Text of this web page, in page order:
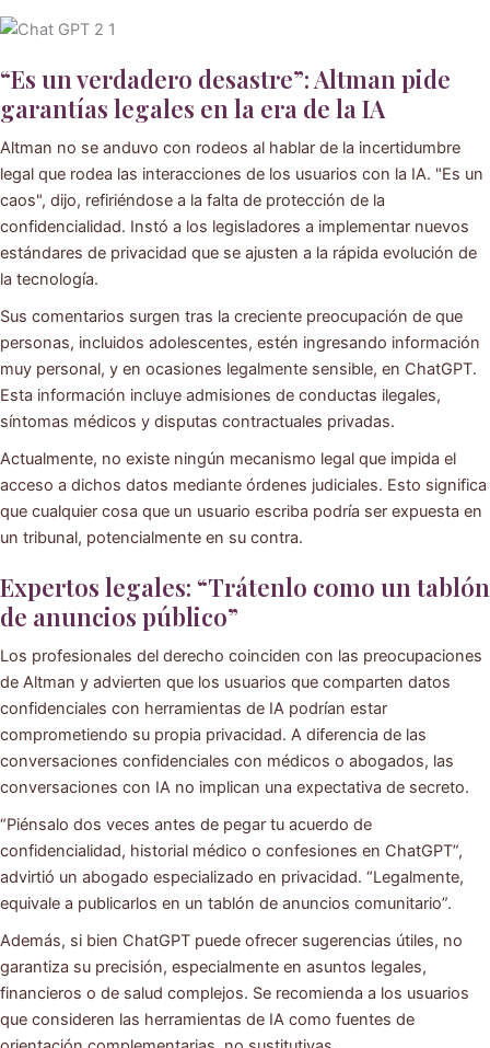
“Es un verdadero desastre”: Altman pide
garantías legales en la era de la IA
Altman no se anduvo con rodeos al hablar de la incertidumbre
legal que rodea las interacciones de los usuarios con la IA. "Es un
caos", dijo, refiriéndose a la falta de protección de la
confidencialidad. Instó a los legisladores a implementar nuevos
estándares de privacidad que se ajusten a la rápida evolución de
la tecnología.
Sus comentarios surgen tras la creciente preocupación de que
personas, incluidos adolescentes, estén ingresando información
muy personal, y en ocasiones legalmente sensible, en ChatGPT.
Esta información incluye admisiones de conductas ilegales,
síntomas médicos y disputas contractuales privadas.
Actualmente, no existe ningún mecanismo legal que impida el
acceso a dichos datos mediante órdenes judiciales. Esto significa
que cualquier cosa que un usuario escriba podría ser expuesta en
un tribunal, potencialmente en su contra.
Expertos legales: “Trátenlo como un tablón
de anuncios público”
Los profesionales del derecho coinciden con las preocupaciones
de Altman y advierten que los usuarios que comparten datos
confidenciales con herramientas de IA podrían estar
comprometiendo su propia privacidad. A diferencia de las
conversaciones confidenciales con médicos o abogados, las
conversaciones con IA no implican una expectativa de secreto.
“Piénsalo dos veces antes de pegar tu acuerdo de
confidencialidad, historial médico o confesiones en ChatGPT”,
advirtió un abogado especializado en privacidad. “Legalmente,
equivale a publicarlos en un tablón de anuncios comunitario”.
Además, si bien ChatGPT puede ofrecer sugerencias útiles, no
garantiza su precisión, especialmente en asuntos legales,
financieros o de salud complejos. Se recomienda a los usuarios
que consideren las herramientas de IA como fuentes de